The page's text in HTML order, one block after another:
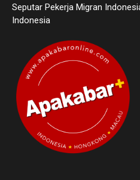
Seputar Pekerja Migran
Indonesia